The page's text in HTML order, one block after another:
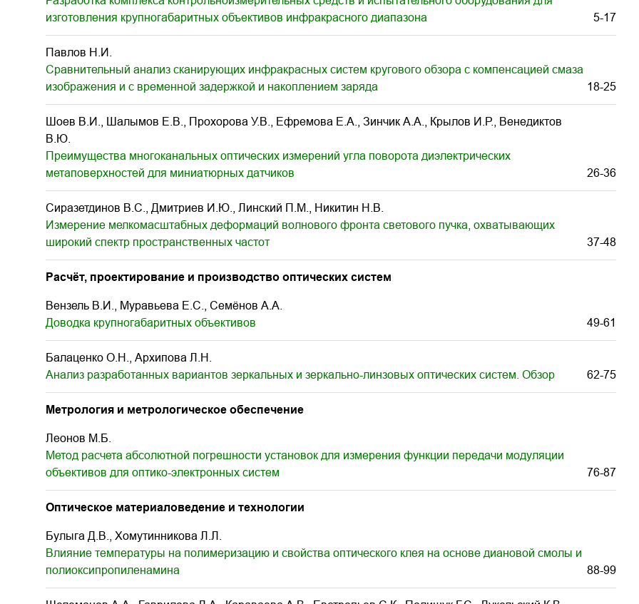
изготовления крупногабаритных объективов инфракрасного диапазона
5-17
Павлов Н.И.
Сравнительный анализ сканирующих инфракрасных систем кругового обзора с компенсацией смаза
изображения и с временной задержкой и накоплением заряда
18-25
Шоев В.И., Шалымов Е.В., Прохорова У.В., Ефремова Е.А., Зинчик А.А., Крылов И.Р., Венедиктов
В.Ю.
Преимущества многоканальных оптических измерений угла поворота диэлектрических
метаповерхностей для миниатюрных датчиков
26-36
Сиразетдинов В.С., Дмитриев И.Ю., Линский П.М., Никитин Н.В.
Измерение мелкомасштабных деформаций волнового фронта светового пучка, охватывающих
широкий спектр пространственных частот
37-48
Расчёт, проектирование и производство оптических систем
Вензель В.И., Муравьева Е.С., Семёнов А.А.
Доводка крупногабаритных объективов
49-61
Балаценко О.Н., Архипова Л.Н.
Анализ разработанных вариантов зеркальных и зеркально-линзовых оптических систем. Обзор
62-75
Метрология и метрологическое обеспечение
Леонов М.Б.
Метод расчета абсолютной погрешности установок для измерения функции передачи модуляции
объективов для оптико-электронных систем
76-87
Оптическое материаловедение и технологии
Булыга Д.В., Хомутинникова Л.Л.
Влияние температуры на полимеризацию и свойства оптического клея на основе диановой смолы и
полиоксипропиленамина
88-99